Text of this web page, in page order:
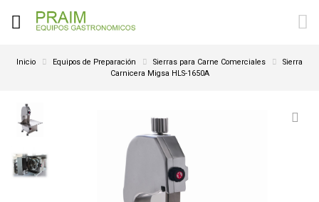
Inicio Equipos de Preparación Sierras para Carne Comerciales
Sierra
Carnicera Migsa HLS-1650A